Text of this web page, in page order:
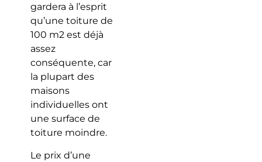
gardera à l’esprit
qu’une toiture de
100 m2 est déjà
assez
conséquente, car
la plupart des
maisons
individuelles ont
une surface de
toiture moindre.
Le prix d’une